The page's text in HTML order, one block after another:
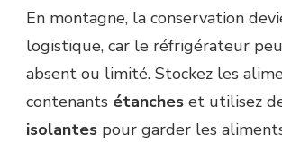
En montagne, la conservation
logistique, car le réfrigérateur
absent ou limité. Stockez les
contenants étanches et utilisez
isolantes pour garder les